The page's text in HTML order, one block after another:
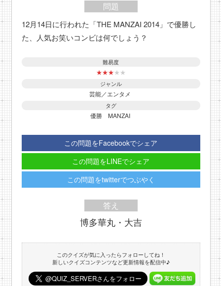
問題
12月14日に行われた「THE MANZAI 2014」で優勝し
た、人気お笑いコンビは何でしょう？
難易度
★★★★ ★
ジャンル
芸能／エンタメ
タグ
優勝 MANZAI
この問題をFacebookでシェア
この問題をLINEでシェア
この問題をtwitterでつぶやく
答え
博多華丸・大吉
このクイズが気に入ったらフォローしてね！
新しいクイズコンテンツなど更新情報を配信中♪